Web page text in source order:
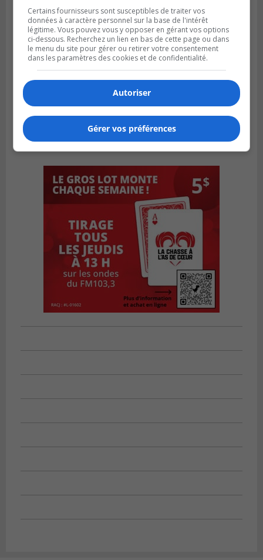
Certains fournisseurs sont susceptibles de traiter vos
données à caractère personnel sur la base de l'intérêt
légitime. Vous pouvez vous y opposer en gérant vos options
ci-dessous. Recherchez un lien en bas de cette page ou dans
le menu du site pour gérer ou retirer votre consentement
dans les paramètres des cookies et de confidentialité.
Autoriser
Gérer vos préférences